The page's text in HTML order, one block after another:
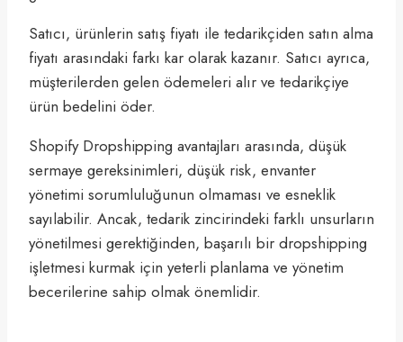
Satıcı, ürünlerin satış fiyatı ile tedarikçiden satın alma
fiyatı arasındaki farkı kar olarak kazanır. Satıcı ayrıca,
müşterilerden gelen ödemeleri alır ve tedarikçiye
ürün bedelini öder.
Shopify Dropshipping avantajları arasında, düşük
sermaye gereksinimleri, düşük risk, envanter
yönetimi sorumluluğunun olmaması ve esneklik
sayılabilir. Ancak, tedarik zincirindeki farklı unsurların
yönetilmesi gerektiğinden, başarılı bir dropshipping
işletmesi kurmak için yeterli planlama ve yönetim
becerilerine sahip olmak önemlidir.